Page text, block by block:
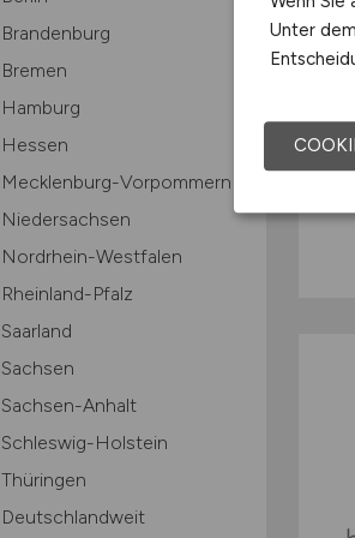
Brandenburg
Bremen
Hamburg
Hessen
Mecklenburg-Vorpommern
Niedersachsen
Nordrhein-Westfalen
Rheinland-Pfalz
Saarland
Sachsen
Sachsen-Anhalt
Schleswig-Holstein
Thüringen
Deutschlandweit
Unter